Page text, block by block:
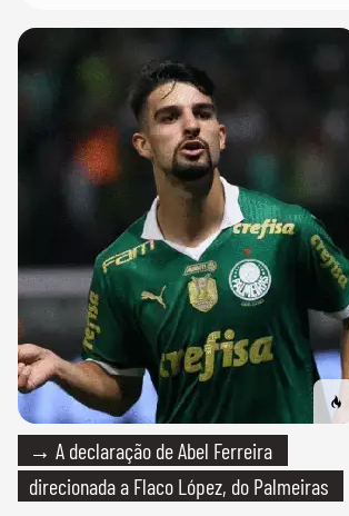
→ A declaração de Abel Ferreira
direcionada a Flaco López, do Palmeiras